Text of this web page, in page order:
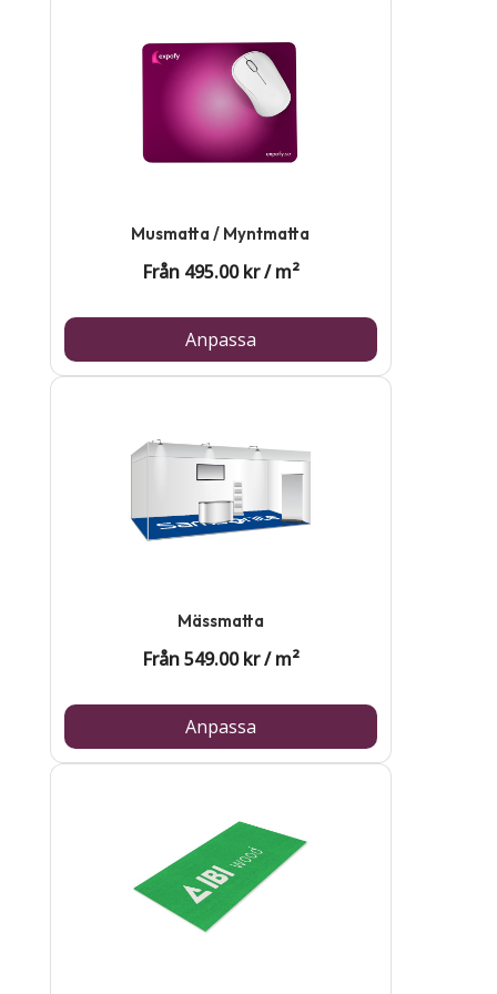
Musmatta / Myntmatta
Från 495.00kr/m²
Anpassa
Mässmatta
Från549.00kr/m²
Anpassa